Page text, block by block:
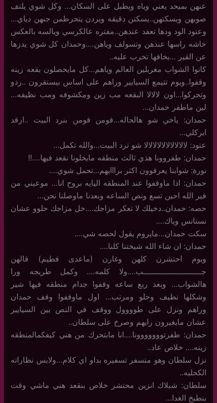
عنهن بميحد يغني وياه ويطبل على السكان… وكل شوي يلتف
صوبهن ويسكتهن..يسكتن دقيقه ويردن يتحرطمن جنهن دياي…
وعنود الود ودها تعفد عندهن..مفتره عالكرسي ويالسه بالعكس
خاشه راسها عندهن وتسولف وياهن….وحمدان كل شوي يدزها
عن القير …يخافها تخرب عليه..
كانوا الشواب مغربلين العالم وياهم…كل مايحصلون بقعه زينه
وقفوا..ويوم تتيمع السيايير وراهم على اساس بيستقرون ..ردو
وتحركوا…اون لالالا البقعه مب زين ومكشوفه ومب نظيفه…
لين ماطفر حمدان…
حمدان: ياخي شو هالحاله…قومن قومن بنرد البيت ..ارقد
ابركلي…
عنود: لالالالالالالالالالا شو ترد البيت…والله تكمل…
حمدان: طفروونا هذي ثالث منطقه مايخلونا نقعد فيها….!!
نورة: شوابنا يعرفوون اكثر برااايهم…تحمل شوي….
حمدان: اذا ماوقفوا عند المنطقه اليايه بروح انا… موعيني من
فير الله احين تسع ونص الساعه وبعدنا ماوصلنا نحن…
حصه: حمدان..دخيلك لا تعكر مزاجك….خل مزاجك حلوو عشان
نستانس وياك….
سكت حمدان…مايروم يقول لحصه شي….
حمدان: ان شاء الله شيختنا كلنا….
ويوم احتشرن كلهن وغارن (ماعدى فطيم) قالهن
جــــــــــــــــــــــــب….ولا كلمه…. وكمل طريجه ورا
هالشواب… وبعد ربع ساعه وقفوا جدام منطقه فيها شير
وشكلها نظيف وحلو ومرتب… اول ماوقفوا وقف حمدان
وراهم ونزل على طوووول ووقف في النص بين السيايير
عشان مايغيرون رايهم وصرخ على سلطان..
حمدان: طفرتووووووونا….انا مابتحرك من هني كيفكمالمنطقه
زينه…. خلاص عاد..
نزل سلطان وهو متسفر تسفيره بداو اي كلام…ولابس نظاراته
الكحليه..
سلطان: شبلاك انزين محتشر خلاص بنقعد هني ماشي وقت
بنطبخ الغدا…